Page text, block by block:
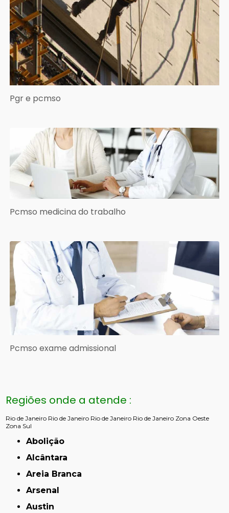
Pgr e pcmso
Pcmso medicina do trabalho
Pcmso exame admissional
Regiões onde a atende :
Rio de Janeiro Rio de Janeiro Rio de Janeiro Rio de Janeiro Zona Oeste
Zona Sul
Abolição
Alcântara
Areia Branca
Arsenal
Austin